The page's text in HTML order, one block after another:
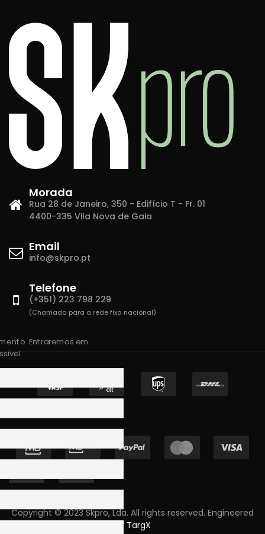
Morada
Rua 28 de Janeiro, 350 - Edifício T - Fr. 01
4400-335 Vila Nova de Gaia
Email
info@skpro.pt
Telefone
(+351) 223 798 229
(Chamada para a rede fixa nacional)
Copyright © 2023 Skpro, Lda. All rights reserved. Engineered
by TargX
Entraremos em